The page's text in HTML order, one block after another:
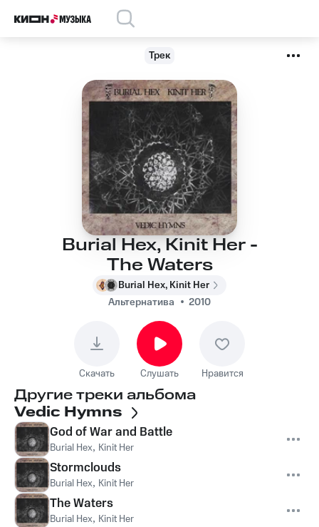
Трек
Burial Hex, Kinit Her -
The Waters
Burial Hex, Kinit Her
Альтернатива
2010
Скачать Слушать Нравится
Другие треки альбома
Vedic Hymns
God of War and Battle
Burial Hex, Kinit Her
Stormclouds
Burial Hex, Kinit Her
The Waters
Burial Hex, Kinit Her